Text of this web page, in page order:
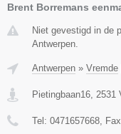
Brent Borremans
Niet gevestigd in de
Antwerpen.
Antwerpen » Vremde
Pietingbaan16 2531
Tel: 0471657668 ,